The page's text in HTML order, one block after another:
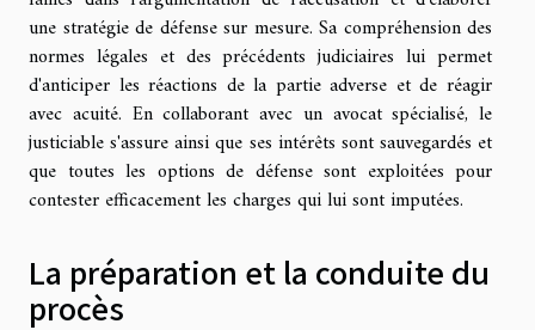
une stratégie de défense sur mesure. Sa compréhension des
normes légales et des précédents judiciaires lui permet
d'anticiper les réactions de la partie adverse et de réagir
avec acuité. En collaborant avec un avocat spécialisé, le
justiciable s'assure ainsi que ses intérêts sont sauvegardés et
que toutes les options de défense sont exploitées pour
contester efficacement les charges qui lui sont imputées.
La préparation et la conduite du
procès